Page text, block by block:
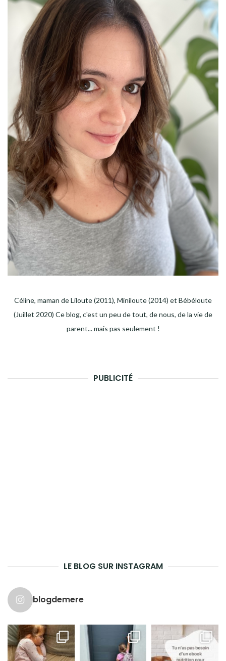
Céline, maman de Liloute (2011), Miniloute (2014) et Bébéloute
(Juillet 2020) Ce blog, c'est un peu de tout, de nous, de la vie de
parent... mais pas seulement !
PUBLICITÉ
LE BLOG SUR INSTAGRAM
blogdemere